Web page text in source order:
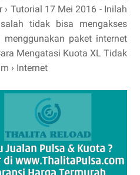
› Tutorial 17 Mei 2016 - Inilah
tidak bisa mengakses
paket internet
Mengatasi Kuota XL Tidak
› Internet